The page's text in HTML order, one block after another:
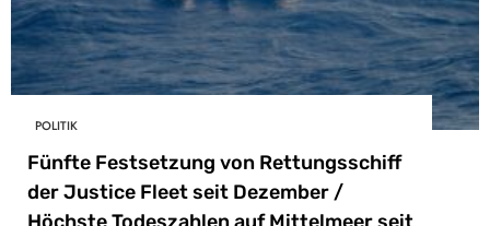
POLITIK
Fünfte Festsetzung von Rettungsschiff
der Justice Fleet seit Dezember /